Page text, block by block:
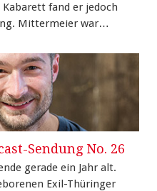
fand er jedoch
Mittermeier war…
Sendung No. 26
gerade ein Jahr alt.
Exil-Thüringer